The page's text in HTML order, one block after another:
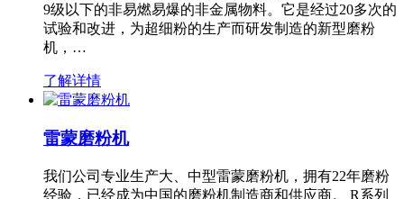
9级以下的非易燃易爆的非金属物料。它是经过20多次的
试验和改进，为超细粉的生产而研发制造的新型磨粉
机，…
了解详情
雷蒙磨粉机
我们公司专业生产大、中型雷蒙磨粉机，拥有22年磨粉
经验，已经成为中国的磨粉机制造商和供应商。 R系列